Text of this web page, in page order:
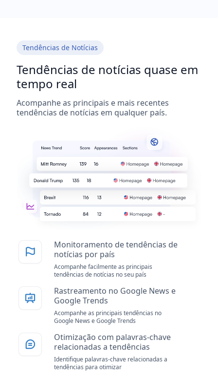
Tendências de Notícias
Tendências de notícias quase em
tempo real
Acompanhe as principais e mais recentes
tendências de notícias em qualquer país.
Monitoramento de tendências de
notícias por país
Acompanhe facilmente as principais
tendências de notícias no seu país
Rastreamento no Google News e
Google Trends
Acompanhe as principais tendências no
Google News e Google Trends
Otimização com palavras-chave
relacionadas a tendências
Identifique palavras-chave relacionadas a
tendências para otimizar